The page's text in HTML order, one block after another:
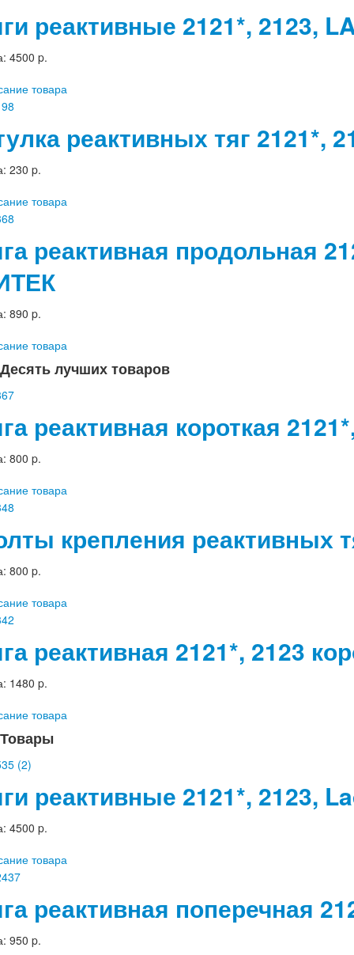
реактивные 2121*, 2123,
4500 p.
товара
реактивных тяг 2121*,
230 p.
товара
реактивная продольная
890 p.
товара
Десять лучших товаров
реактивная короткая
800 p.
товара
крепления реактивных
800 p.
товара
реактивная 2121*, 2123
1480 p.
товара
Товары
реактивные 2121*, 2123,
4500 p.
товара
реактивная поперечная
950 p.